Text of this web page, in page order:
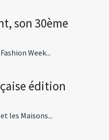
son 30ème
Week...
édition
les Maisons...